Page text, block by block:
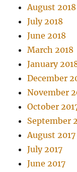
August 2018
July 2018
June 2018
March 2018
January
December
November
October
September
August 2017
July 2017
June 2017